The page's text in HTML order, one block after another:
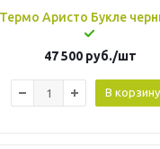
Аристо Букле
47 500 руб./шт
В корзину